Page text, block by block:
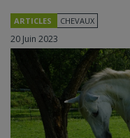
ARTICLES CHEVAUX
20 Juin 2023